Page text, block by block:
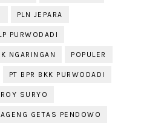
PLN JEPARA
PURWODADI
NGARINGAN POPULER
PT BPR BKK PURWODADI
ROY SURYO
GETAS PENDOWO